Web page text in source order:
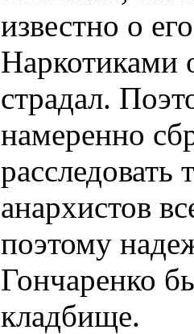
известно о
Наркотиками
страдал.
намеренно
расследовать
анархистов
поэтому
Гончаренко
кладбище.